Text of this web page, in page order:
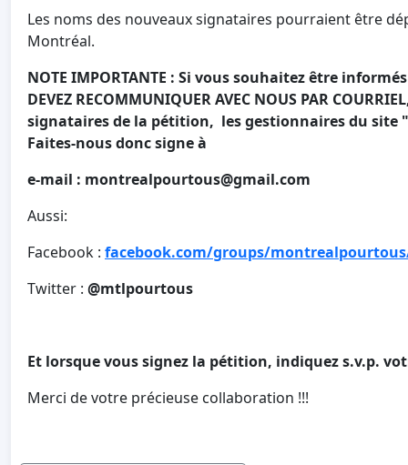
Les noms des nouveaux signataires pourraient être
Montréal.
NOTE IMPORTANTE : Si vous souhaitez être
DEVEZ RECOMMUNIQUER AVEC NOUS PAR
signataires de la pétition, les gestionnaires du
Faites-nous donc signe à
e-mail : montrealpourtous@gmail.com
Aussi:
Facebook : facebook.com/groups/
Twitter : @mtlpourtous
Et lorsque vous signez la pétition, indiquez s.v.p.
Merci de votre précieuse collaboration !!!